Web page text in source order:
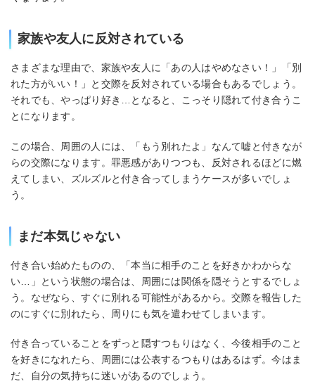
家族や友人に反対されている
さまざまな理由で、家族や友人に「あの人はやめなさい！」「別
れた方がいい！」と交際を反対されている場合もあるでしょう。
それでも、やっぱり好き…となると、こっそり隠れて付き合うこ
とになります。
この場合、周囲の人には、「もう別れたよ」なんて嘘と付きなが
らの交際になります。罪悪感がありつつも、反対されるほどに燃
えてしまい、ズルズルと付き合ってしまうケースが多いでしょ
う。
まだ本気じゃない
付き合い始めたものの、「本当に相手のことを好きかわからな
い…」という状態の場合は、周囲には関係を隠そうとするでしょ
う。なぜなら、すぐに別れる可能性があるから。交際を報告した
のにすぐに別れたら、周りにも気を遣わせてしまいます。
付き合っていることをずっと隠すつもりはなく、今後相手のこと
を好きになれたら、周囲には公表するつもりはあるはず。今はま
だ、自分の気持ちに迷いがあるのでしょう。